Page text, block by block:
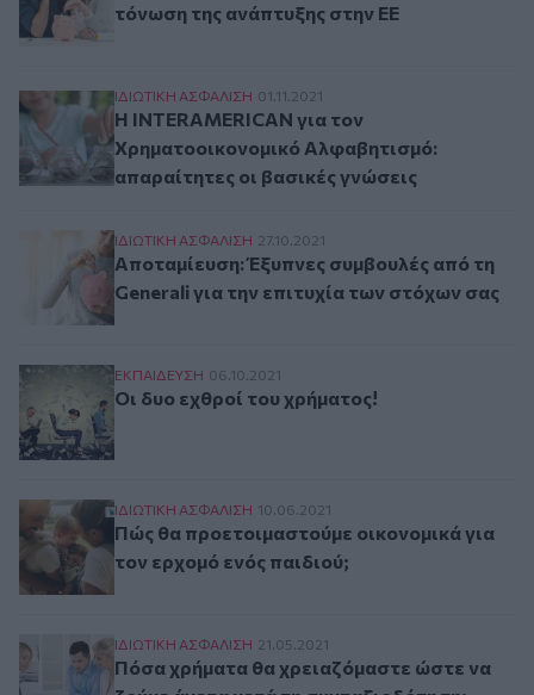
τόνωση της ανάπτυξης στην ΕΕ
H INTERAMERICAN για τον
ΙΔΙΩΤΙΚΗ ΑΣΦAΛΙΣΗ 01.11.2021
H INTERAMERICAN για τον
Χρηματοοικονομικό Αλφαβητισμό:
απαραίτητες οι βασικές γνώσεις
Αποταμίευση: Έξυπνες συμβουλές από τη
ΙΔΙΩΤΙΚΗ ΑΣΦAΛΙΣΗ 27.10.2021
Αποταμίευση: Έξυπνες συμβουλές από τη
Generali για την επιτυχία των στόχων σας
Οι δυο εχθροί του χρήματος!
ΕΚΠΑΙΔΕΥΣΗ 06.10.2021
Οι δυο εχθροί του χρήματος!
Πώς θα προετοιμαστούμε οικονομικά για τον
ΙΔΙΩΤΙΚΗ ΑΣΦAΛΙΣΗ 10.06.2021
Πώς θα προετοιμαστούμε οικονομικά για
τον ερχομό ενός παιδιού;
Πόσα χρήματα θα χρειαζόμαστε ώστε να
ΙΔΙΩΤΙΚΗ ΑΣΦAΛΙΣΗ 21.05.2021
Πόσα χρήματα θα χρειαζόμαστε ώστε να